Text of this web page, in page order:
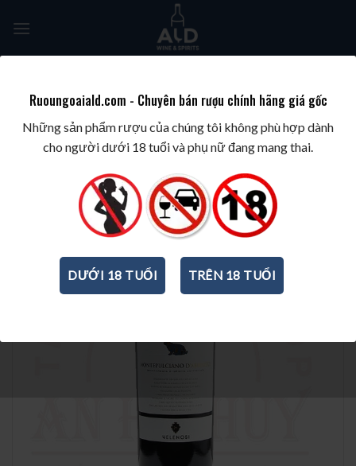
TRANG CHỦ / WINE/BIA/SAKE/SOJU / RƯỢU VANG Ý
Ruoungoaiald.com - Chuyên bán rượu chính hãng giá gốc
Những sản phẩm rượu của chúng tôi không phù hợp dành
cho người dưới 18 tuổi và phụ nữ đang mang thai.
DƯỚI 18 TUỔI TRÊN 18 TUỔI